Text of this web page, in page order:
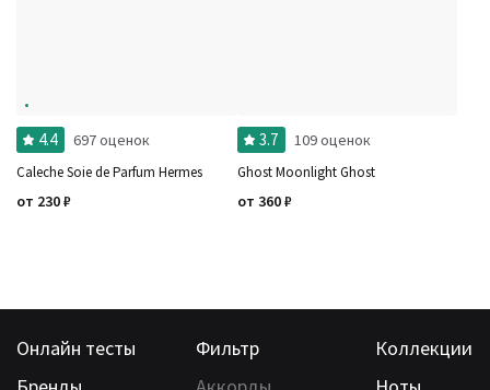
4.4 697 оценок
Caleche Soie de Parfum Hermes
от 230₽
3.7 109 оценок
Ghost Moonlight Ghost
от 360₽
Онлайн тесты Фильтр
Коллекции